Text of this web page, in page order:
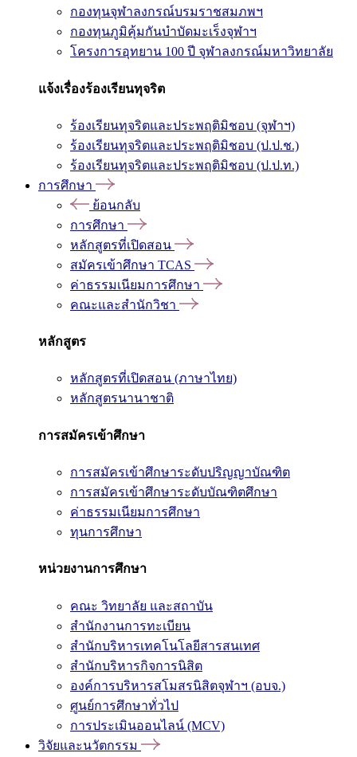
กองทุนจุฬาลงกรณ์บรมราชสมภพฯ
กองทุนภูมิคุ้มกันบำบัดมะเร็งจุฬาฯ
โครงการอุทยาน 100 ปี จุฬาลงกรณ์มหาวิทยาลัย
แจ้งเรื่องร้องเรียนทุจริต
ร้องเรียนทุจริตและประพฤติมิชอบ (จุฬาฯ)
ร้องเรียนทุจริตและประพฤติมิชอบ (ป.ป.ช.)
ร้องเรียนทุจริตและประพฤติมิชอบ (ป.ป.ท.)
การศึกษา
ย้อนกลับ
การศึกษา
หลักสูตรที่เปิดสอน
สมัครเข้าศึกษา TCAS
ค่าธรรมเนียมการศึกษา
คณะและสำนักวิชา
หลักสูตร
หลักสูตรที่เปิดสอน (ภาษาไทย)
หลักสูตรนานาชาติ
การสมัครเข้าศึกษา
การสมัครเข้าศึกษาระดับปริญญาบัณฑิต
การสมัครเข้าศึกษาระดับบัณฑิตศึกษา
ค่าธรรมเนียมการศึกษา
ทุนการศึกษา
หน่วยงานการศึกษา
คณะ วิทยาลัย และสถาบัน
สำนักงานการทะเบียน
สำนักบริหารเทคโนโลยีสารสนเทศ
สำนักบริหารกิจการนิสิต
องค์การบริหารสโมสรนิสิตจุฬาฯ (อบจ.)
ศูนย์การศึกษาทั่วไป
การประเมินออนไลน์ (MCV)
วิจัยและนวัตกรรม